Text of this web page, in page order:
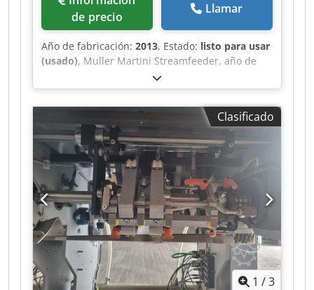
de precio
Llamar
Año de fabricación: 2013, Estado: listo para usar
(usado), Muller Martini Streamfeeder, año de
construcción 2013 Dedjt Iyhzopfx Agkskr
Clasificado
1 /3